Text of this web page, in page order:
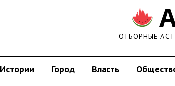
ОТБОРНЫЕ
Истории Город Власть